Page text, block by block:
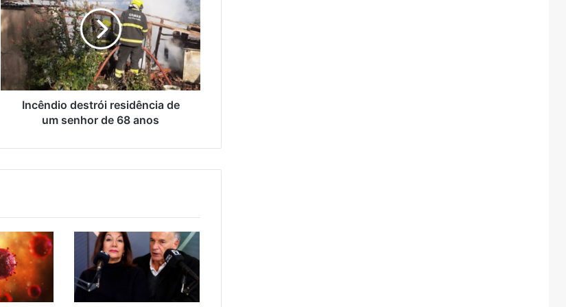
de
um
senhor
anos
Incêndio destrói residência de
um senhor de 68 anos